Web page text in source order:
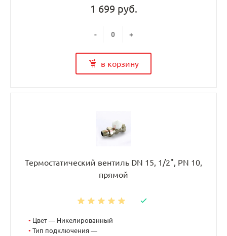
1 699 руб.
- +
в корзину
Термостатический вентиль DN 15, 1/2", PN 10,
прямой
• Цвет — Никелированный
• Тип подключения —